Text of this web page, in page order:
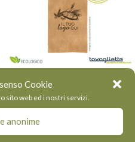
Cookie
sito web ed i nostri servizi.
anonime
Buste porta pane
personalizzate 14×28
cm- avana